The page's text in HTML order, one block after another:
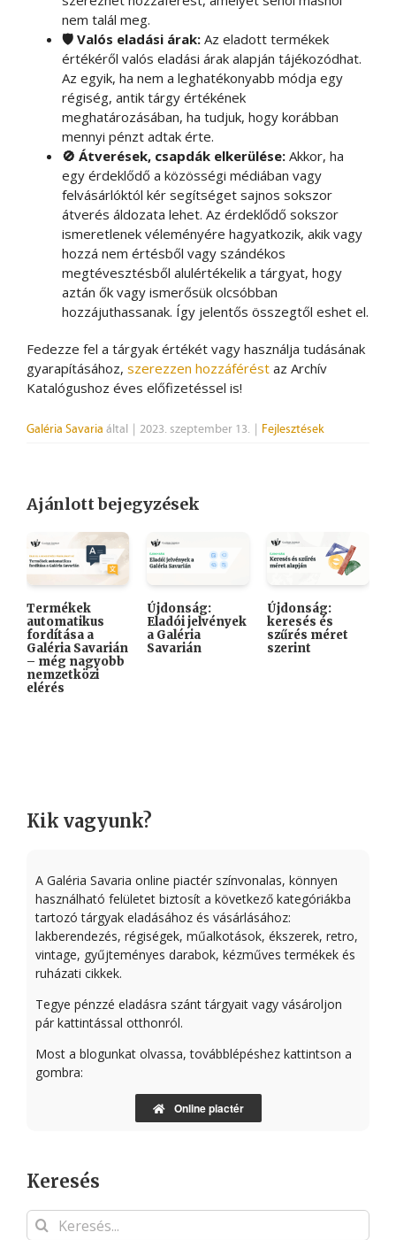
nem talál meg.
🛡️ Valós eladási árak: Az eladott termékek
értékéről valós eladási árak alapján tájékozódhat.
Az egyik, ha nem a leghatékonyabb módja egy
régiség, antik tárgy értékének
meghatározásában, ha tudjuk, hogy korábban
mennyi pénzt adtak érte.
🚫 Átverések, csapdák elkerülése: Akkor, ha
egy érdeklődő a közösségi médiában vagy
felvásárlóktól kér segítséget sajnos sokszor
átverés áldozata lehet. Az érdeklődő sokszor
ismeretlenek véleményére hagyatkozik, akik vagy
hozzá nem értésből vagy szándékos
megtévesztésből alulértékelik a tárgyat, hogy
aztán ők vagy ismerősük olcsóbban
hozzájuthassanak. Így jelentős összegtől eshet el.
Fedezze fel a tárgyak értékét vagy használja tudásának
gyarapításához, szerezzen hozzáférést az Archív
Katalógushoz éves előfizetéssel is!
Galéria Savaria által | 2023. szeptember 13. | Fejlesztések
Ajánlott bejegyzések
Termékek
automatikus
fordítása a
Galéria Savarián
– még nagyobb
nemzetközi
elérés
Újdonság:
Eladói jelvények
a Galéria
Savarián
Újdonság:
keresés és
szűrés méret
szerint
Kik vagyunk?
A Galéria Savaria online piactér színvonalas, könnyen
használható felületet biztosít a következő kategóriákba
tartozó tárgyak eladásához és vásárlásához:
lakberendezés, régiségek, műalkotások, ékszerek, retro,
vintage, gyűjteményes darabok, kézműves termékek és
ruházati cikkek.
Tegye pénzzé eladásra szánt tárgyait vagy vásároljon
pár kattintással otthonról.
Most a blogunkat olvassa, továbblépéshez kattintson a
gombra:
Online piactér
Keresés
Keresés...